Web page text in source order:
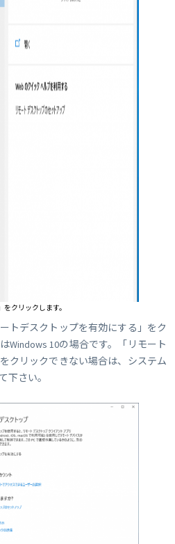
をクリックします。
トデスクトップを有効にする」をク
Windows 10の場合です。「リモート
クリックできない場合は、システム
下さい。